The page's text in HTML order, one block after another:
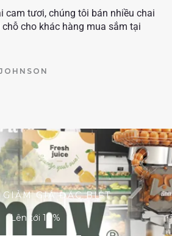
cam tươi, chúng tôi bán nhiều chai
cho khác hàng mua sắm tại
GIÁ ĐẶC BIỆT
Lên tới 10%